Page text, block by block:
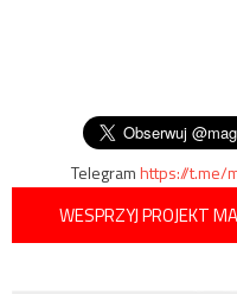
Telegramhttps://t.me/
WESPRZYJ PROJEKT